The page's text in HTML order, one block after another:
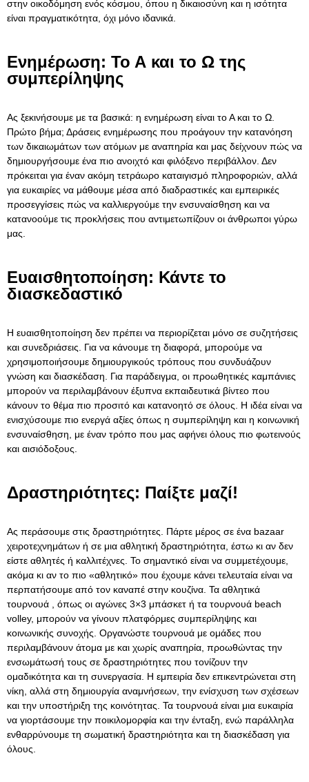
στην οικοδόμηση ενός κόσμου, όπου η δικαιοσύνη και η ισότητα
είναι πραγματικότητα, όχι μόνο ιδανικά.
Ενημέρωση: Το Α και το Ω της
συμπερίληψης
Ας ξεκινήσουμε με τα βασικά: η ενημέρωση είναι το Α και το Ω.
Πρώτο βήμα; Δράσεις ενημέρωσης που προάγουν την κατανόηση
των δικαιωμάτων των ατόμων με αναπηρία και μας δείχνουν πώς να
δημιουργήσουμε ένα πιο ανοιχτό και φιλόξενο περιβάλλον. Δεν
πρόκειται για έναν ακόμη τετράωρο καταιγισμό πληροφοριών, αλλά
για ευκαιρίες να μάθουμε μέσα από διαδραστικές και εμπειρικές
προσεγγίσεις πώς να καλλιεργούμε την ενσυναίσθηση και να
κατανοούμε τις προκλήσεις που αντιμετωπίζουν οι άνθρωποι γύρω
μας.
Ευαισθητοποίηση: Κάντε το
διασκεδαστικό
Η ευαισθητοποίηση δεν πρέπει να περιορίζεται μόνο σε συζητήσεις
και συνεδριάσεις. Για να κάνουμε τη διαφορά, μπορούμε να
χρησιμοποιήσουμε δημιουργικούς τρόπους που συνδυάζουν
γνώση και διασκέδαση. Για παράδειγμα, οι προωθητικές καμπάνιες
μπορούν να περιλαμβάνουν έξυπνα εκπαιδευτικά βίντεο που
κάνουν το θέμα πιο προσιτό και κατανοητό σε όλους. Η ιδέα είναι να
ενισχύσουμε πιο ενεργά αξίες όπως η συμπερίληψη και η κοινωνική
ενσυναίσθηση, με έναν τρόπο που μας αφήνει όλους πιο φωτεινούς
και αισιόδοξους.
Δραστηριότητες: Παίξτε μαζί!
Ας περάσουμε στις δραστηριότητες. Πάρτε μέρος σε ένα bazaar
χειροτεχνημάτων ή σε μια αθλητική δραστηριότητα, έστω κι αν δεν
είστε αθλητές ή καλλιτέχνες. Το σημαντικό είναι να συμμετέχουμε,
ακόμα κι αν το πιο «αθλητικό» που έχουμε κάνει τελευταία είναι να
περπατήσουμε από τον καναπέ στην κουζίνα. Τα αθλητικά
τουρνουά , όπως οι αγώνες 3×3 μπάσκετ ή τα τουρνουά beach
volley, μπορούν να γίνουν πλατφόρμες συμπερίληψης και
κοινωνικής συνοχής. Οργανώστε τουρνουά με ομάδες που
περιλαμβάνουν άτομα με και χωρίς αναπηρία, προωθώντας την
ενσωμάτωσή τους σε δραστηριότητες που τονίζουν την
ομαδικότητα και τη συνεργασία. Η εμπειρία δεν επικεντρώνεται στη
νίκη, αλλά στη δημιουργία αναμνήσεων, την ενίσχυση των σχέσεων
και την υποστήριξη της κοινότητας. Τα τουρνουά είναι μια ευκαιρία
να γιορτάσουμε την ποικιλομορφία και την ένταξη, ενώ παράλληλα
ενθαρρύνουμε τη σωματική δραστηριότητα και τη διασκέδαση για
όλους.